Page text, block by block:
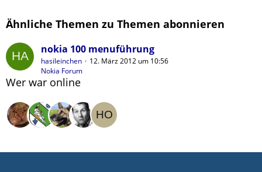
Ähnliche Themen zu Themen abonnieren
nokia 100 menuführung
hasileinchen
12. März 2012 um 10:56
Nokia Forum
Wer war online